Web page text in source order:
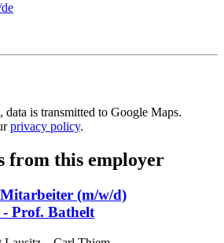
data is transmitted to Google Maps.
privacy policy.
from this employer
(m/w/d)
Prof. Bathelt